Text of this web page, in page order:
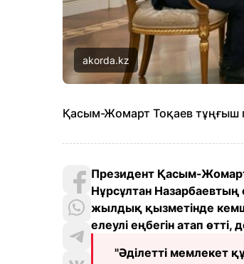
akorda.kz
Қасым-Жомарт Тоқаев тұңғыш
Президент Қасым-
Нұрсұлтан
жылдық қызметінде
елеулі еңбегін атап
"Әділетті мемлекет